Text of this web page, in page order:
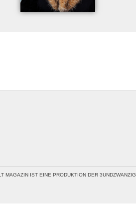
MAGAZIN IST EINE PRODUKTION DER 3UNDZWANZIG.